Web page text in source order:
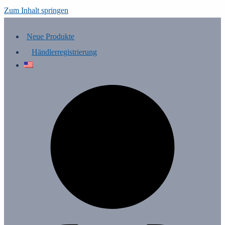
Zum Inhalt springen
Neue Produkte
Händlerregistrierung